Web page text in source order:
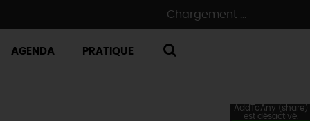
Chargement ...
AGENDA PRATIQUE
AddToAny (share)
est désactivé.